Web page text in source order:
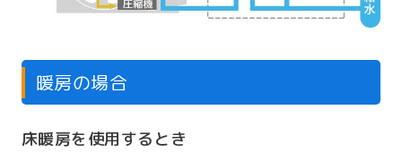
暖房の場合
床暖房を使用するとき